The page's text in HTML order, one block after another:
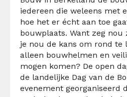
iedereen die weleens met
hoe het er écht aan toe
bouwplaats. Want zeg
je nou de kans om rond te
alleen bouwhelmen en
mogen komen? De open
de landelijke Dag van de
evenement georganiseerd